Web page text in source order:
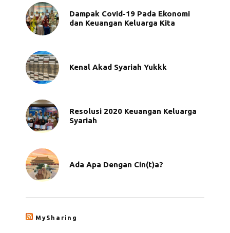
Dampak Covid-19 Pada Ekonomi
dan Keuangan Keluarga Kita
Kenal Akad Syariah Yukkk
Resolusi 2020 Keuangan Keluarga
Syariah
Ada Apa Dengan Cin(t)a?
MySharing